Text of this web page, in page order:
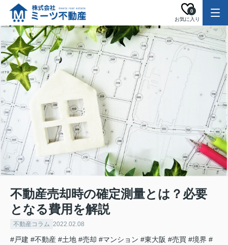
お気に入り
0
不動産売却時の確定測量とは？必要
となる費用を解説
不動産コラム 2022.02.08
#戸建 #不動産 #土地 #売却 #マンション #東大阪 #売買 #境界 #